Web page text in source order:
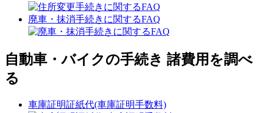
廃車・抹消手続きに関するFAQ
自動車・バイクの手続き 諸費用を調べ
る
車庫証明証紙代(車庫証明手数料)